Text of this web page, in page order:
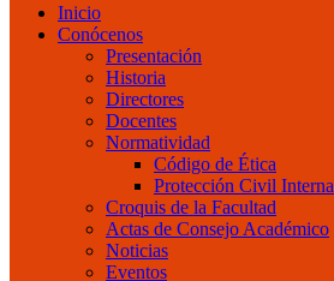
Inicio
Conócenos
Presentación
Historia
Directores
Docentes
Normatividad
Código de Ética
Protección Civil Interna
Croquis de la Facultad
Actas de Consejo Académico
Noticias
Eventos